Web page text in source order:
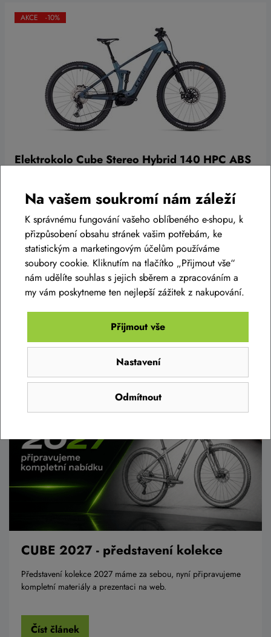
Elektrokolo Cube Stereo Hybrid 140 HPC ABS
AKCE -10%
125 999 Kč
Zboží již není dostupné
M-18", L-20" XL-22"
Detail
DALŠÍ ČLÁNKY
CUBE 2027 - představení kolekce
Představení kolekce 2027 máme za sebou, nyní připravujeme
kompletní materiály a prezentaci na web.
Číst článek
Na vašem soukromí nám záleží
K správnému fungování vašeho oblíbeného e-shopu, k
přizpůsobení obsahu stránek vašim potřebám, ke
statistickým a marketingovým účelům používáme
soubory cookie. Kliknutím na tlačítko „Přijmout vše“
nám udělíte souhlas s jejich sběrem a zpracováním a
my vám poskytneme ten nejlepší zážitek z nakupování.
Odmítnout
Nastavení
Přijmout vše